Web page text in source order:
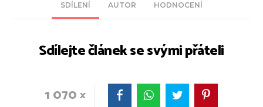
SDÍLENÍ AUTOR HODNOCENÍ
Sdílejte článek se svými přáteli
1 070